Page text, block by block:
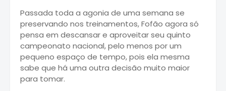
Passada toda a agonia de uma semana se
preservando nos treinamentos, Fofão agora só
pensa em descansar e aproveitar seu quinto
campeonato nacional, pelo menos por um
pequeno espaço de tempo, pois ela mesma
sabe que há uma outra decisão muito maior
para tomar.